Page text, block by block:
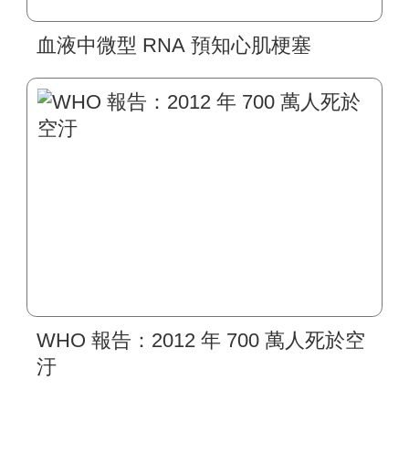
血液中微型 RNA 預知心肌梗塞
WHO 報告：2012 年 700 萬人死於空
汙